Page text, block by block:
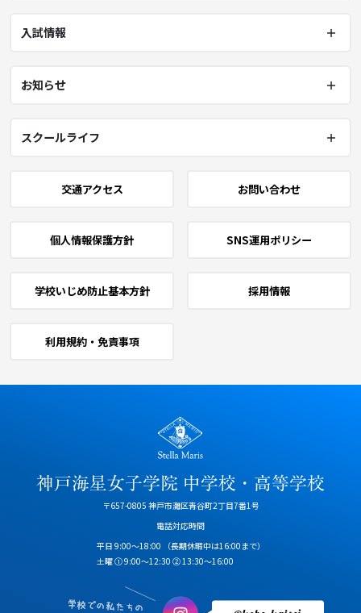
入試情報
お知らせ
スクールライフ
交通アクセス お問い合わせ
個人情報保護方針 SNS運用ポリシー
学校いじめ防止基本方針 採用情報
利用規約・免責事項
〒657-0805 神戸市灘区青谷町2丁目7番1号
電話対応時間
平日 9:00～18:00
（長期休暇中は16:00まで）
土曜 ① 9:00～12:30 ② 13:30～16:00